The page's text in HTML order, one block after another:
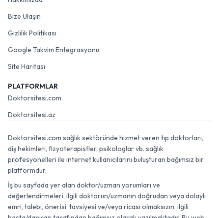
Hakkımızda
Bize Ulaşın
Gizlilik Politikası
Google Takvim Entegrasyonu
Site Haritası
PLATFORMLAR
Doktorsitesi.com
Doktorsitesi.az
Doktorsitesi.com sağlık sektöründe hizmet veren tıp doktorları,
diş hekimleri, fizyoterapistler, psikologlar vb. sağlık
profesyonelleri ile internet kullanıcılarını buluşturan bağımsız bir
platformdur.
İş bu sayfada yer alan doktor/uzman yorumları ve
değerlendirmeleri, ilgili doktorun/uzmanın doğrudan veya dolaylı
emri, talebi, önerisi, tavsiyesi ve/veya ricası olmaksızın, ilgili